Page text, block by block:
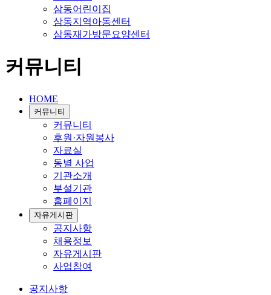
삼동어린이집
삼동지역아동센터
삼동재가방문요양센터
커뮤니티
HOME
커뮤니티
커뮤니티
후원·자원봉사
자료실
동별 사업
기관소개
부설기관
홈페이지
자유게시판
공지사항
채용정보
자유게시판
사업참여
공지사항